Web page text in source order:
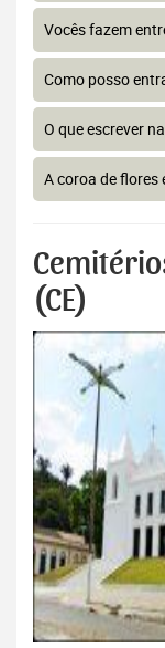
Vocês fazem
Como posso
O que escrever
A coroa de
(CE)